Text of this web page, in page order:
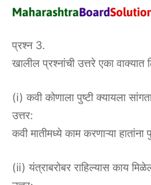
प्रश्न 3.
खालील प्रश्नांची उत्तरे एका वाक्यात
(i) कवी कोणाला पुष्टी क्यायला
उत्तर:
कवी मातीमध्ये काम करणाऱ्या हातांना
(ii) यंत्राबरोबर राहिल्यास काय